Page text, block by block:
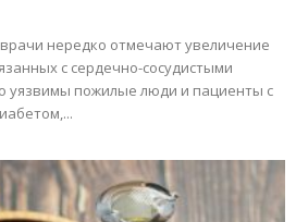
нередко отмечают увеличение
с сердечно-сосудистыми
уязвимы пожилые люди и пациенты с